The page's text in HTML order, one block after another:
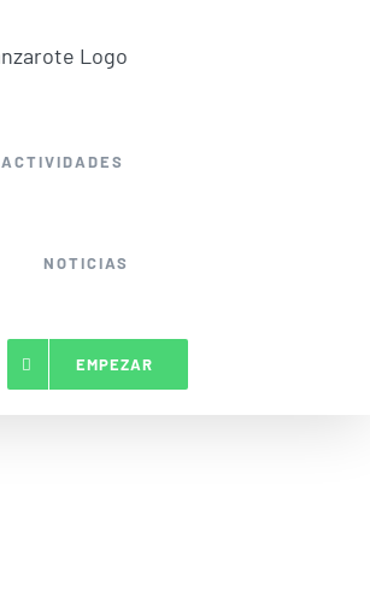
ACTIVIDADES
NOTICIAS
EMPEZAR